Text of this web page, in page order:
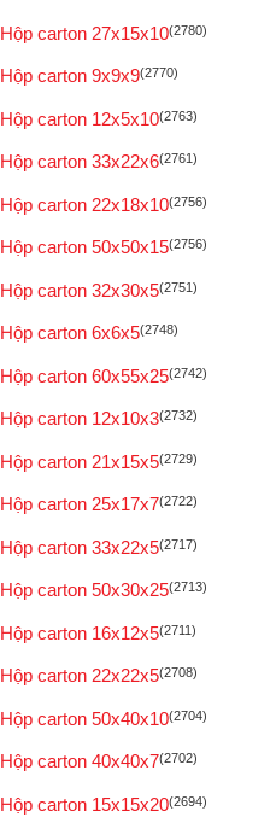
Hộp carton 27x15x10(2780)
Hộp carton 9x9x9(2770)
Hộp carton 12x5x10(2763)
Hộp carton 33x22x6(2761)
Hộp carton 22x18x10(2756)
Hộp carton 50x50x15(2756)
Hộp carton 32x30x5(2751)
Hộp carton 6x6x5(2748)
Hộp carton 60x55x25(2742)
Hộp carton 12x10x3(2732)
Hộp carton 21x15x5(2729)
Hộp carton 25x17x7(2722)
Hộp carton 33x22x5(2717)
Hộp carton 50x30x25(2713)
Hộp carton 16x12x5(2711)
Hộp carton 22x22x5(2708)
Hộp carton 50x40x10(2704)
Hộp carton 40x40x7(2702)
Hộp carton 15x15x20(2694)